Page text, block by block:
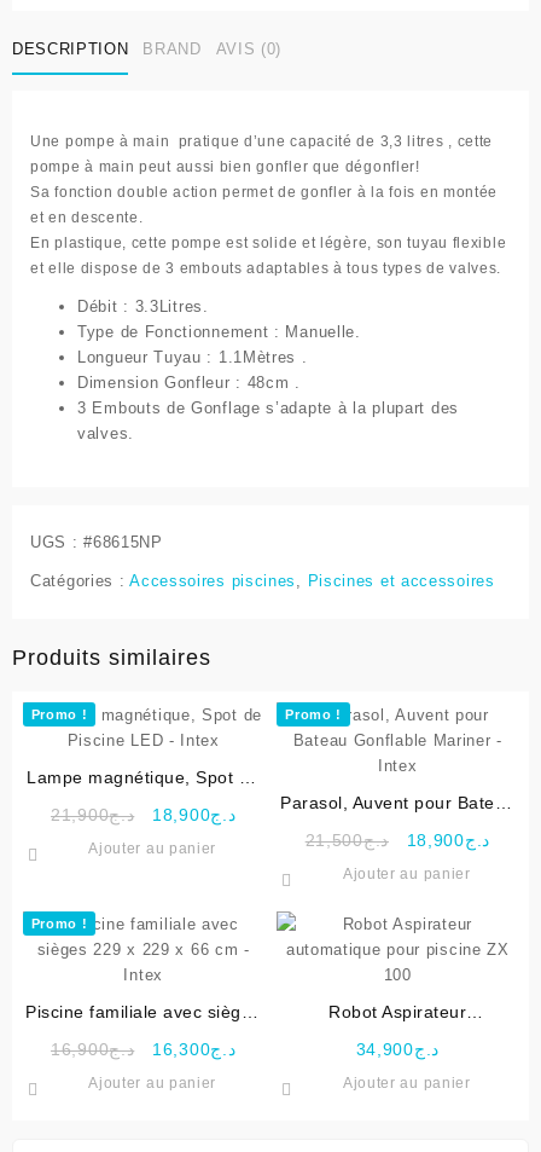
air
manuelle
Intex
DESCRIPTION BRAND AVIS (0)
Une pompe à main pratique d’une capacité de 3,3 litres , cette
pompe à main peut aussi biengonfler que dégonfler!
Sa fonctiondouble action permet de gonfler à la fois en montée
et en descente.
En plastique, cette pompe est solide etlégère , son tuyau flexible
et elle dispose de3 embouts adaptables àtous types de valves.
Débit : 3.3Litres.
Type de Fonctionnement : Manuelle.
Longueur Tuyau : 1.1Mètres .
Dimension Gonfleur : 48cm .
3 Embouts de Gonflage s’adapte à la plupart des
valves.
UGS :#68615NP
Catégories :Accessoires piscines , Piscines et accessoires
Produits similaires
Promo !
Lampe magnétique, Spot de
د.ج21,900
Le
د.ج18,900
Le
Ajouter au panier
Promo !
Parasol, Auvent pour Bateau
د.ج21,500
Le
était :
د.ج21,500.
د.ج18,900
Le
Ajouter au panier
Promo !
Piscine familiale avec sièges
د.ج16,900
Le
د.ج16,300
Le
actuel
Ajouter au panier
Robot Aspirateur
د.ج34,900
Ajouter au panier